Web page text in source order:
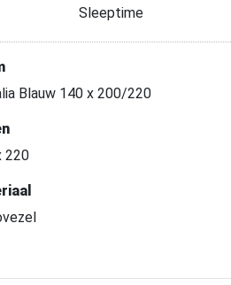
Sleeptime
Blauw 140 x 200/220
220